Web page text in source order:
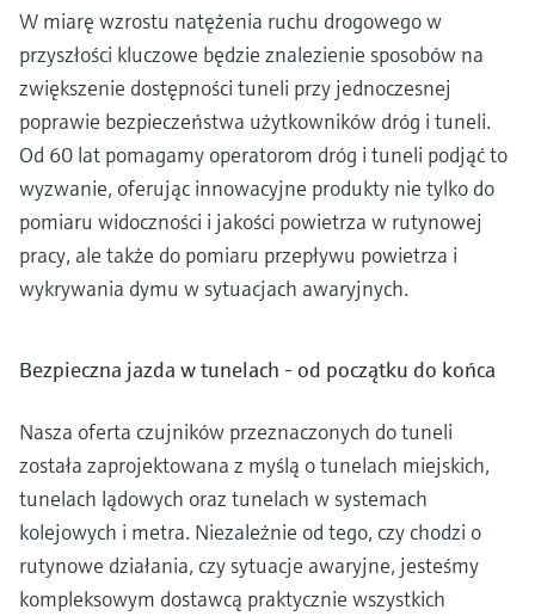
W miarę wzrostu natężenia ruchu drogowego w
przyszłości kluczowe będzie znalezienie sposobów na
zwiększenie dostępności tuneli przy jednoczesnej
poprawie bezpieczeństwa użytkowników dróg i tuneli.
Od 60 lat pomagamy operatorom dróg i tuneli podjąć to
wyzwanie, oferując innowacyjne produkty nie tylko do
pomiaru widoczności i jakości powietrza w rutynowej
pracy, ale także do pomiaru przepływu powietrza i
wykrywania dymu w sytuacjach awaryjnych.
Bezpieczna jazda w tunelach - od początku do końca
Nasza oferta czujników przeznaczonych do tuneli
została zaprojektowana z myślą o tunelach miejskich,
tunelach lądowych oraz tunelach w systemach
kolejowych i metra. Niezależnie od tego, czy chodzi o
rutynowe działania, czy sytuacje awaryjne, jesteśmy
kompleksowym dostawcą praktycznie wszystkich